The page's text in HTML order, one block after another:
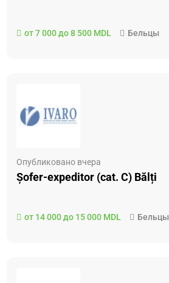
от 7 000 до 8 500 MDL Бельцы
Опубликовано вчера
Șofer-expeditor (cat. C) Bălți
от 14 000 до 15 000 MDL Бельцы